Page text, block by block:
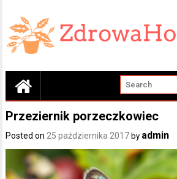
content
Przeziernik porzeczkowiec
Posted on25 października 2017 by admin